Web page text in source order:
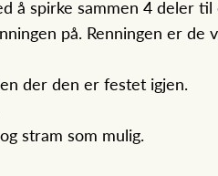
å spirke sammen 4 deler
på. Renningen er de
der den er festet igjen.
stram som mulig.